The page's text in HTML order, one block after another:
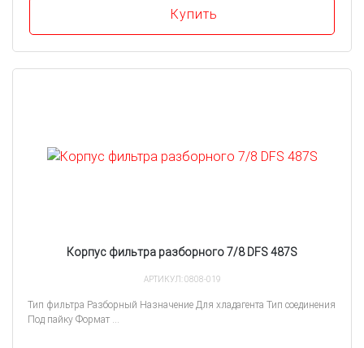
Купить
Корпус фильтра разборного 7/8 DFS 487S
АРТИКУЛ: 0808-019
Тип фильтра Разборный Назначение Для хладагента Тип соединения
Под пайку Формат ...